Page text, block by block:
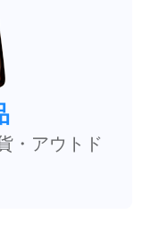
・アウトド